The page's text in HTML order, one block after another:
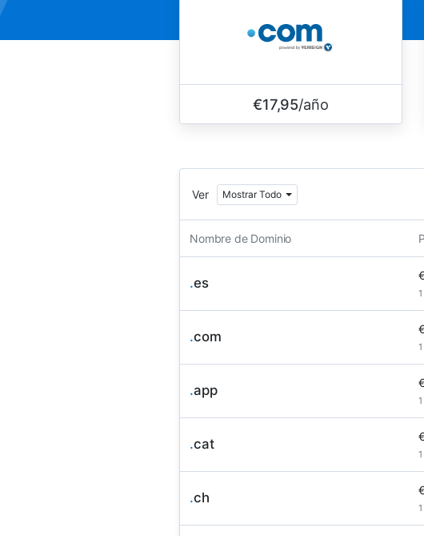
€17,95/año
Ver Mostrar Todo
Nombre de Dominio
.es
.com
.app
.cat
.ch